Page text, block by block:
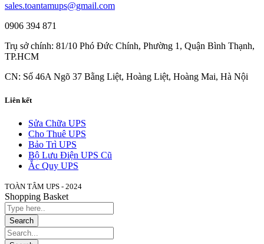
sales.toantamups@gmail.com
0906 394 871
Trụ sở chính: 81/10 Phó Đức Chính, Phường 1, Quận Bình Thạnh,
TP.HCM
CN: Số 46A Ngõ 37 Bằng Liệt, Hoàng Liệt, Hoàng Mai, Hà Nội
Liên kết
Sửa Chữa UPS
Cho Thuê UPS
Bảo Trì UPS
Bộ Lưu Điện UPS Cũ
Ắc Quy UPS
TOÀN TÂM UPS - 2024
Shopping Basket